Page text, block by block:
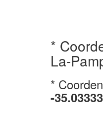
*
La-
*
-